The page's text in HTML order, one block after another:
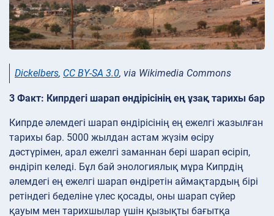
Dickelbers, CC BY-SA 3.0, via Wikimedia Commons
3 Факт: Кипрдегі шарап өндірісінің ең ұзақ тарихы бар
Кипрде әлемдегі шарап өндірісінің ең ежелгі жазылған
тарихы бар. 5000 жылдан астам жүзім өсіру
дәстүрімен, арал ежелгі заманнан бері шарап өсіріп,
өндіріп келеді. Бұл бай энологиялық мұра Кипрдің
әлемдегі ең ежелгі шарап өндіретін аймақтардың бірі
ретіндегі беделіне үлес қосады, оны шарап сүйер
қауым мен тарихшылар үшін қызықты бағытқа